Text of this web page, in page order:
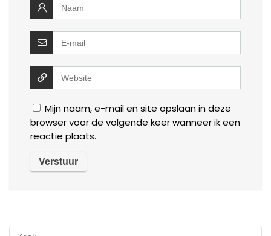
Mijn naam, e-mail en site opslaan in deze
browser voor de volgende keer wanneer ik een
reactie plaats.